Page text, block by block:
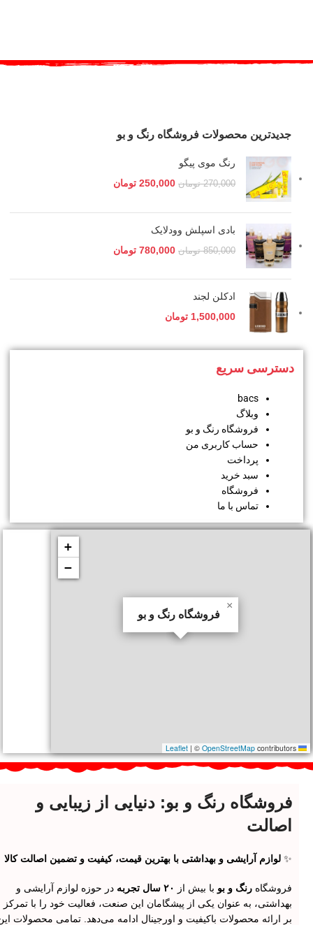
جدیدترین محصولات فروشگاه رنگ و بو
رنگ موی پیگو
270,000 تومان 250,000 تومان
بادی اسپلش وودلایک
850,000 تومان 780,000 تومان
ادکلن لجند
1,500,000 تومان
دسترسی سریع
bacs
وبلاگ
فروشگاه رنگ و بو
حساب کاربری من
پرداخت
سبد خرید
فروشگاه
تماس با ما
فروشگاه رنگ و بو
×
+
−
| © OpenStreetMap contributors
فروشگاه رنگ و بو: دنیایی از زیبایی و
اصالت
✨ لوازم آرایشی و بهداشتی با بهترین قیمت، کیفیت و تضمین اصالت کالا
فروشگاه رنگ و بو با بیش از ۲۰ سال تجربه
در حوزه لوازم آرایشی و
بهداشتی، به عنوان یکی از پیشگامان این صنعت، فعالیت خود را با تمرکز
بر ارائه محصولات باکیفیت و اورجینال ادامه می‌دهد. تمامی محصولات